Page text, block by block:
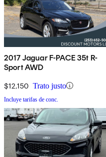
2017 Jaguar F-PACE 35t R-
Sport AWD
$12,150 Trato justo
Incluye tarifas de conc.